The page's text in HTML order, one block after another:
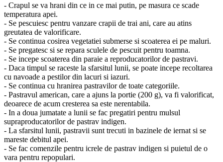
- Crapul se va hrani din ce in ce mai putin, pe masura ce scade
temperatura apei.
- Se pescuiesc pentru vanzare crapii de trai ani, care au atins
greutatea de valorificare.
- Se continua cosirea vegetatiei submerse si scoaterea ei pe maluri.
- Se pregatesc si se repara sculele de pescuit pentru toamna.
- Se incepe scoaterea din paraie a reproducatorilor de pastravi.
- Daca timpul se raceste la sfarsitul lunii, se poate incepe recoltarea
cu navoade a pestilor din lacuri si iazuri.
- Se continua cu hranirea pastravilor de toate categoriile.
- Pastravul american, care a ajuns la portie (200 g), va fi valorificat,
deoarece de acum cresterea sa este nerentabila.
- In a doua jumatate a lunii se fac pregatiri pentru mulsul
supraproducatorilor de pastrav indigen.
- La sfarsitul lunii, pastravii sunt trecuti in bazinele de iernat si se
mareste debitul apei.
- Se fac comenzile pentru icrele de pastrav indigen si puietul de o
vara pentru repopulari.